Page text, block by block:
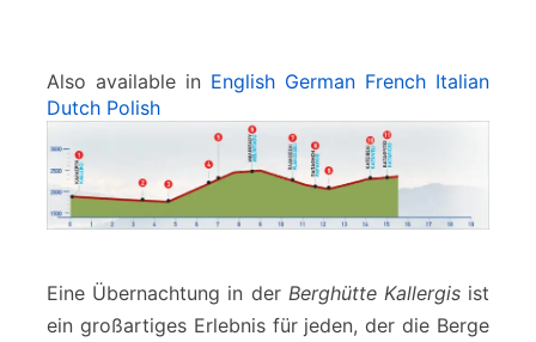
e
l
Also available in English German French Italian
Dutch Polish
Eine Übernachtung in der Berghütte Kallergisist
ein großartiges Erlebnis für jeden, der die Berge